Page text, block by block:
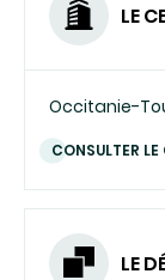
LE
Occitanie-
CONSULTER LE
LE